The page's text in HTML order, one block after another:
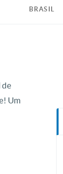
BRASIL
de
Um